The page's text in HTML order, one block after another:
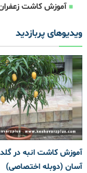
آموزش کاشت
ویدیوهای پربازدید
آموزش کاشت انبه در
آسان (دوبله اختصاصی)